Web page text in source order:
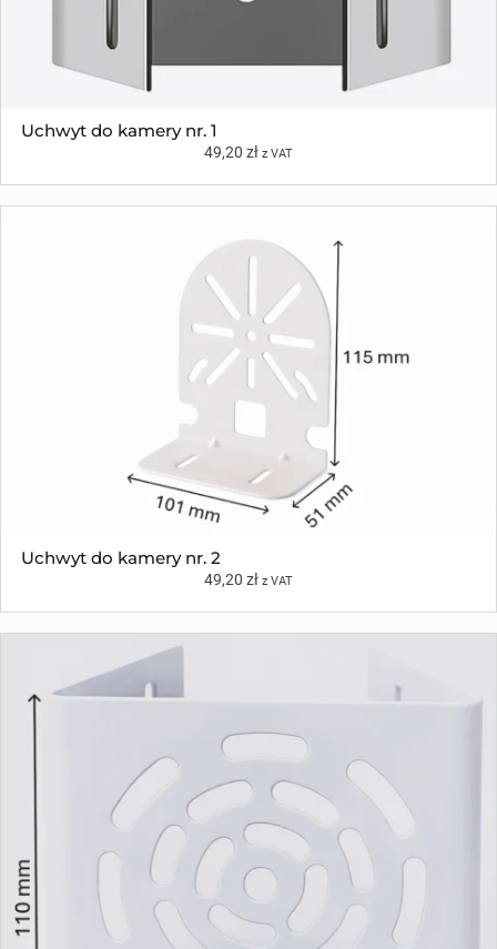
Uchwyt do kamery nr. 1
49,20 zł z VAT
Uchwyt do kamery nr. 2
49,20 zł z VAT